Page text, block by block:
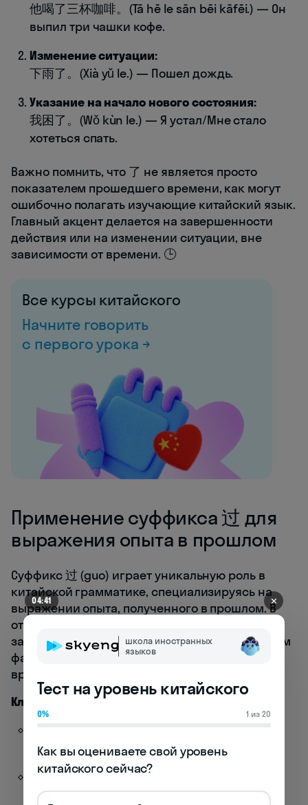
他喝了三杯咖啡。(Tā hē le sān bēi kāfēi.) — Он
выпил три чашки кофе.
Изменение ситуации:
下雨了。(Xià yǔ le.) — Пошел дождь.
Указание на начало нового состояния:
我困了。(Wǒ kùn le.) — Я устал/Мне стало
хотеться спать.
Важно помнить, что 了 не является просто
показателем прошедшего времени, как могут
ошибочно полагать изучающие китайский язык.
Главный акцент делается на завершенности
действия или на изменении ситуации, вне
зависимости от времени. 🕒
Все курсы китайского
Начните говорить
с первого урока →
Применение суффикса 过 для
выражения опыта в прошлом
Суффикс 过 (guo) играет уникальную роль в
китайской грамматике, специализируясь на
выражении опыта, полученного в прошлом. В
отличие от 了, который фокусируется на
завершенности действия, 过 подчеркивает сам
факт получения опыта, вне зависимости от
времени его приобретения.
Ключевые функции суффикса 过:
хотя бы один раз в прошлом
Подразумевает, что опыт был получен, но
результат необязательно сохраняется в
04:41 ✕
школа иностранных
языков
Тест на уровень китайского
0% 1 из 20
Как вы оцениваете свой уровень
китайского сейчас?